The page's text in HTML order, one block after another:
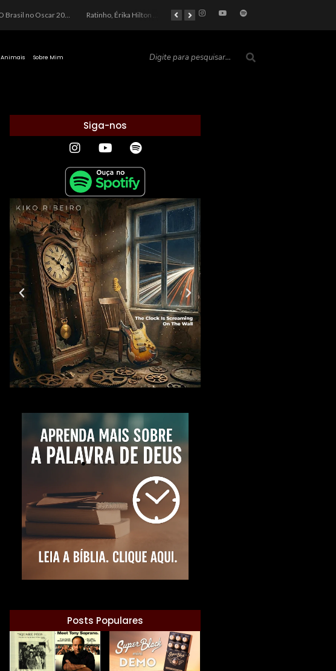
O Brasil no Oscar 2026: Entre a Cota do Politicamente Correto e a Realidade das Telas Ratinho, Érika Hilton e a Farsa Política: Quem Ganha com o Barulho no País de Bobson? As controvérsias que marcam o cenário político e econômico nacional
Animais Sobre Mim
Siga-nos
Posts Populares